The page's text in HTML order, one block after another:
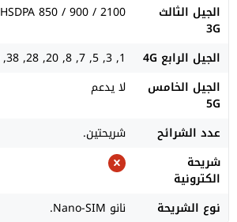
الجيل الثالث
3G
HSDPA 850 / 900 / 2100
الجيل الرابع 4G
1, 3, 5, 7, 8, 20, 28, 38, 40, 41
الجيل الخامس
5G
لا يدعم
عدد الشرائح
شريحتين.
شريحة
الكترونية
نوع الشريحة
نانو Nano-SIM.